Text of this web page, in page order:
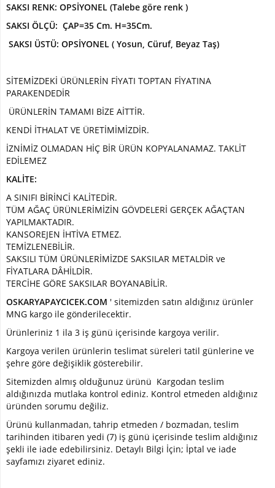
Şeflore
Schefflera
YAPAY
ÇİÇEK
Yapay
Çiçekli
Bitki
Yapay
Buket
Yapay
Çiçek
Yapay
Sarmaşık
YAPRAKLI
Yapay
Bambu
Yapay
Zeytin
Dal
Yapay
Bitki
Dal
ürünler
Yapay
SAKSI RENK: OPSİYONEL (Talebe göre renk )
SAKSI ÖLÇÜ: ÇAP=35 Cm. H=35Cm.
SAKSI ÜSTÜ: OPSİYONEL ( Yosun, Cüruf, Beyaz Taş)
SİTEMİZDEKİ ÜRÜNLERİN FİYATI TOPTAN FİYATINA
PARAKENDEDİR
ÜRÜNLERİN TAMAMI BİZE AİTTİR.
KENDİ İTHALAT VE ÜRETİMİMİZDİR.
İZNİMİZ OLMADAN HİÇ BİR ÜRÜN KOPYALANAMAZ. TAKLİT
EDİLEMEZ
KALİTE:
A SINIFI BİRİNCİ KALİTEDİR.
TÜM AĞAÇ ÜRÜNLERİMİZİN GÖVDELERİ GERÇEK AĞAÇTAN
YAPILMAKTADIR.
KANSOREJEN İHTİVA ETMEZ.
TEMİZLENEBİLİR.
SAKSILI TÜM ÜRÜNLERİMİZDE SAKSILAR METALDİR ve
FİYATLARA DÂHİLDİR.
TERCİHE GÖRE SAKSILAR BOYANABİLİR.
OSKARYAPAYCICEK.COM ' sitemizden satın aldığınız ürünler
MNG kargo ile gönderilecektir.
Ürünleriniz 1 ila 3 iş günü içerisinde kargoya verilir.
Kargoya verilen ürünlerin teslimat süreleri tatil günlerine ve
şehre göre değişiklik gösterebilir.
Sitemizden almış olduğunuz ürünü Kargodan teslim
aldığınızda mutlaka kontrol ediniz. Kontrol etmeden aldığınız
üründen sorumu değiliz.
Ürünü kullanmadan, tahrip etmeden / bozmadan, teslim
tarihinden itibaren yedi (7) iş günü içerisinde teslim aldığınız
şekli ile iade edebilirsiniz. Detaylı Bilgi İçin; İptal ve iade
sayfamızı ziyaret ediniz.